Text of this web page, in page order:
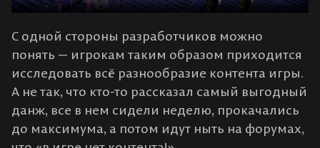
С одной стороны разработчиков можно
понять — игрокам таким образом приходится
исследовать всё разнообразие контента игры.
А не так, что кто-то рассказал самый выгодный
данж, все в нем сидели неделю, прокачались
до максимума, а потом идут ныть на форумах,